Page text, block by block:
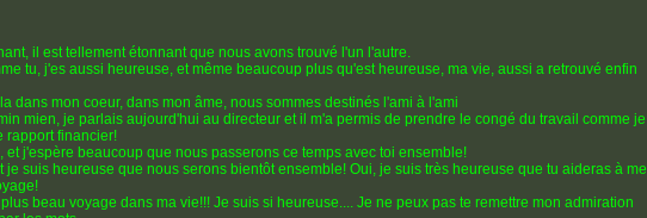
il est tellement étonnant que nous avons trouvé l'un l'autre.
tu, j'es aussi heureuse, et même beaucoup plus qu'est heureuse, ma vie, aussi a retrouvé enfin
dans mon coeur, dans mon âme, nous sommes destinés l'ami à l'ami
mien, je parlais aujourd'hui au directeur et il m'a permis de prendre le congé du travail comme je
rapport financier!
et j'espère beaucoup que nous passerons ce temps avec toi ensemble!
je suis heureuse que nous serons bientôt ensemble! Oui, je suis très heureuse que tu aideras à me
beau voyage dans ma vie!!! Je suis si heureuse.... Je ne peux pas te remettre mon admiration